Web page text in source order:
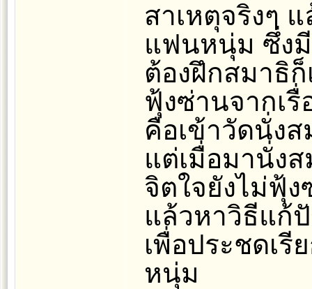
สาเหตุจริงๆ
แฟนหนุ่ม ซึ่ง
ต้องฝึกสมาธิ
ฟุ้งซ่านจากเ
คือเข้าวัดนั่ง
แต่เมื่อมานั่ง
จิตใจยังไม่ฟุ้
แล้วหาวิธีแก้
เพื่อประชดเ
หนุ่ม